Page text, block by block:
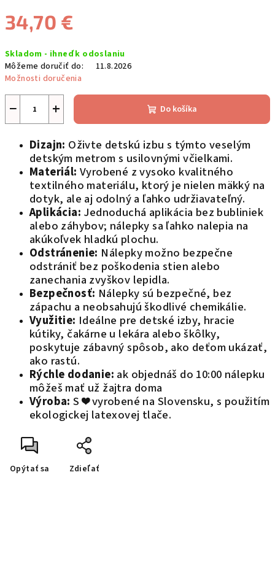
34,70 €
cena:
Skladom - ihneď k odoslaniu
Môžeme doručiť do:
11.8.2026
Možnosti doručenia
+
− Do košíka
Dizajn: Oživte detskú izbu s týmto veselým
detským metrom s usilovnými včielkami.
Materiál: Vyrobené z vysoko kvalitného
textilného materiálu, ktorý je nielen mäkký na
dotyk, ale aj odolný a ľahko udržiavateľný.
Aplikácia: Jednoduchá aplikácia bez bubliniek
alebo záhybov; nálepky sa ľahko nalepia na
akúkoľvek hladkú plochu.
Odstránenie: Nálepky možno bezpečne
odstrániť bez poškodenia stien alebo
zanechania zvyškov lepidla.
Bezpečnosť: Nálepky sú bezpečné, bez
zápachu a neobsahujú škodlivé chemikálie.
Využitie: Ideálne pre detské izby, hracie
kútiky, čakárne u lekára alebo škôlky,
poskytuje zábavný spôsob, ako deťom ukázať,
ako rastú.
Rýchle dodanie: ak objednáš do 10:00 nálepku
môžeš mať už žajtra doma
Výroba:S ❤️ vyrobené na Slovensku, s použitím
ekologickej latexovej tlače.
Opýtať sa Zdieľať